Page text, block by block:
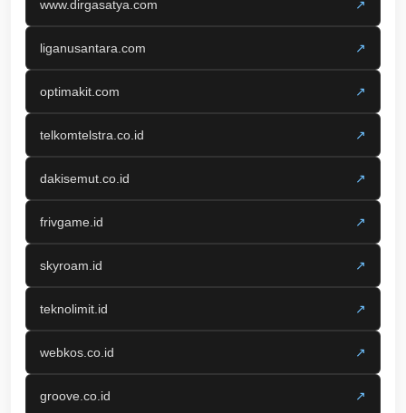
www.dirgasatya.com ↗
liganusantara.com ↗
optimakit.com ↗
telkomtelstra.co.id ↗
dakisemut.co.id ↗
frivgame.id ↗
skyroam.id ↗
teknolimit.id ↗
webkos.co.id ↗
groove.co.id ↗